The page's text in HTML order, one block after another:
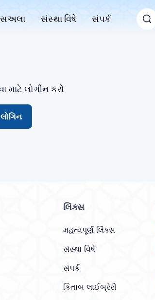
સંસ્થા વિષે સંપર્ક
માટે લોગીન કરો
લોગિન
લિંક્સ
મહત્વપૂર્ણ લિંક્સ
સંસ્થા વિષે
સંપર્ક
કિતાબ લાઈબ્રેરી